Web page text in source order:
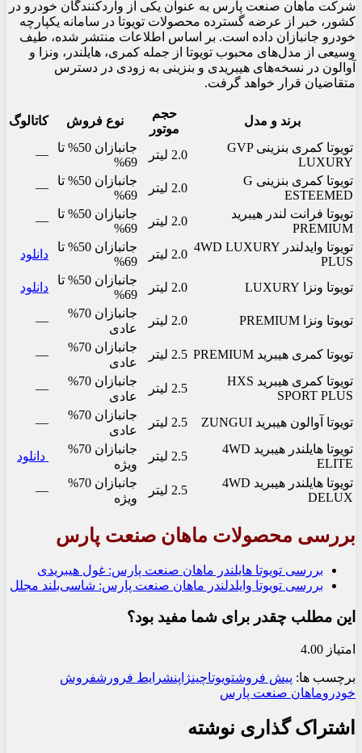
شرکت ماهان صنعت پارس به عنوان یکی از واردکنندگان خودرو در
کشور، خبر از عرضه گسترده محصولات تویوتا در سامانه یکپارچه
خودرو جانبازان داده است. بر اساس اطلاعات منتشر شده، طیف
وسیعی از مدل‌های محبوب تویوتا از جمله کمری، هایلندر، ونزا و
آوالون در نسخه‌های هیبریدی و بنزینی به زودی در دسترس
متقاضیان قرار خواهد گرفت.
برند و مدل
حجم
موتور
نوع فروش
کاتالوگ
تویوتا کمری بنزینی GVP
LUXURY
2.0 لیتر
جانبازان 50% تا
69%
—
تویوتا کمری بنزینی G
ESTEEMED
2.0 لیتر
جانبازان 50% تا
69%
—
تویوتا فرانت لندر هیبرید
PREMIUM
2.0 لیتر
جانبازان 50% تا
69%
—
تویوتا وایدلندر 4WD LUXURY
PLUS
2.0 لیتر
جانبازان 50% تا
69%
دانلود
تویوتا ونزا LUXURY 2.0 لیتر
جانبازان 50% تا
69%
دانلود
تویوتا ونزا PREMIUM 2.0 لیتر
جانبازان 70%
عادی
—
تویوتا کمری هیبرید PREMIUM 2.5 لیتر
جانبازان 70%
عادی
—
تویوتا کمری هیبرید HXS
SPORT PLUS
2.5 لیتر
جانبازان 70%
عادی
—
تویوتا آوالون هیبرید ZUNGUI 2.5 لیتر
جانبازان 70%
عادی
—
تویوتا هایلندر هیبرید 4WD
ELITE
2.5 لیتر
جانبازان 70%
ویژه
دانلود
تویوتا هایلندر هیبرید 4WD
DELUX
2.5 لیتر
جانبازان 70%
ویژه
—
بررسی محصولات ماهان صنعت پارس
بررسی تویوتا هایلندر ماهان صنعت پارس: غول هیبریدی
بررسی تویوتا وایلدلندر ماهان صنعت پارس: شاسی‌بلند مجلل
این مطلب چقدر برای شما مفید بود؟
امتیاز 4.00
برچسب ها: پیش فروشتویوتاچینژاپنشرایط فرورشفروش
خودروماهان صنعت پارس
اشتراک گذاری نوشته